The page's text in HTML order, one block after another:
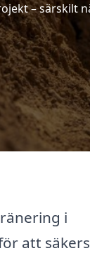
– särskilt
i
att